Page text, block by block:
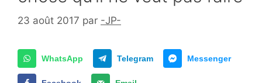
23 août 2017 par -JP-
WhatsApp Telegram Messenger